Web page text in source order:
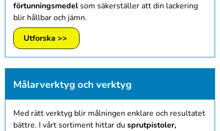
förtunningsmedel som säkerställer att din lackering
blir hållbar och jämn.
Utforska >>
Målarverktyg och verktyg
Med rätt verktyg blir målningen enklare och resultatet
bättre. I vårt sortiment hittar du sprutpistoler,